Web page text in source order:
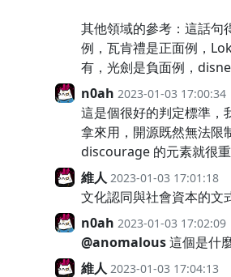
其他領域的參考：這話句
例，瓦肯禮是正面例，
有，光劍是負面例，
n0ah 2023-01-03 17:00:34
這是個很好的判定標準，
拿來用，開源既然無法限
discourage 的元素就很
維人 2023-01-03 17:01:18
文化認同與社會資本的文
n0ah 2023-01-03 17:02:09
@anomalous這個是什
維人 2023-01-03 17:04:13